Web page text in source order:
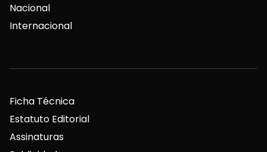
Nacional
Internacional
Ficha Técnica
Estatuto Editorial
Assinaturas